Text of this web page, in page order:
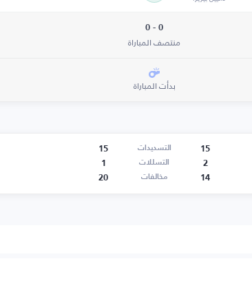
0 - 0
منتصف المباراة
بدأت المباراة
15 التسديدات
15
2
التسللات
1
14
مخالفات 20